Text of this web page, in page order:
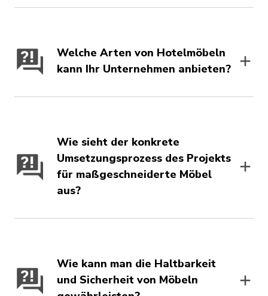
Welche Arten von Hotelmöbeln
kann Ihr Unternehmen anbieten?
Wie sieht der konkrete
Umsetzungsprozess des Projekts
für maßgeschneiderte Möbel
aus?
Wie kann man die Haltbarkeit
und Sicherheit von Möbeln